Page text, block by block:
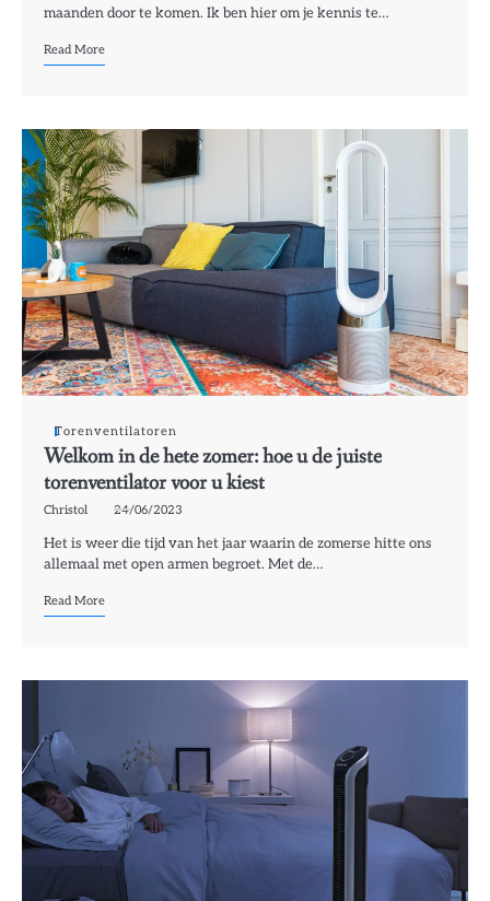
maanden door te komen. Ik ben hier om je kennis te…
Read More
Torenventilatoren
Welkom in de hete zomer: hoe u de juiste
torenventilator voor u kiest
Christol 24/06/2023
Het is weer die tijd van het jaar waarin de zomerse hitte ons
allemaal met open armen begroet. Met de…
Read More